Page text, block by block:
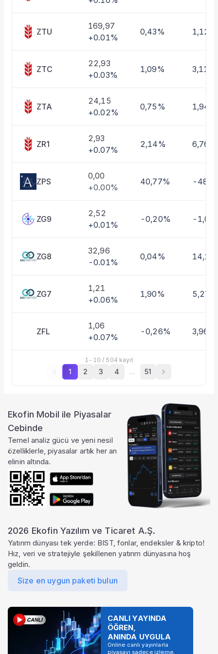
ZTU
169,97
+0.01%
0,43% 1,12%
ZTC
22,93
+0.03%
1,09% 3,11%
ZTA
24,15
+0.02%
0,75% 1,94%
ZR1
2,93
+0.07%
2,14% 6,76%
ZPS
0,00
+0.00%
40,77% -
ZG9
2,52
+0.01%
-0,20% -
ZG8
32,96
-0.01%
0,04%
ZG7
1,21
+0.06%
1,90% 5,27%
ZFL
1,06
+0.07%
-0,26% 3,96%
1 - 10 / 504 kayıt
1 2 3 4 … 51
Ekofin Mobil ile Piyasalar
Cebinde
Temel analiz gücü ve yeni nesil
özelliklerle, piyasalar artık her an
elinin altında.
2026 Ekofin Yazılım ve Ticaret A.Ş.
Yatırım dünyası tek yerde: BIST, fonlar, endeksler & kripto!
Hız, veri ve stratejiyle şekillenen yatırım dünyasına hoş
geldin.
Size en uygun paketi bulun
CANLI YAYINDA
ÖĞREN,
ANINDA UYGULA
Online canlı yayınlarla
piyasayı sadece izleme,